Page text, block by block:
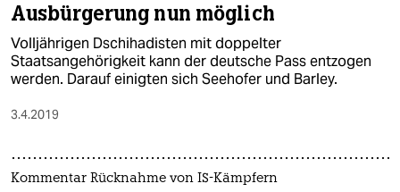
Ausbürgerung nun möglich
Volljährigen Dschihadisten mit doppelter
Staatsangehörigkeit kann der deutsche Pass entzogen
werden. Darauf einigten sich Seehofer und Barley.
3.4.2019
Kommentar Rücknahme von IS-Kämpfern